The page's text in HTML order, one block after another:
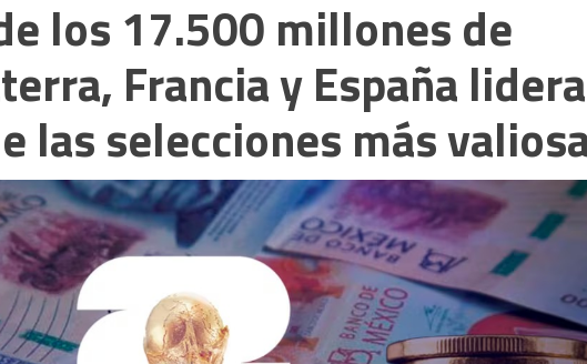
los 17.500 millones de
Francia y España
las selecciones más